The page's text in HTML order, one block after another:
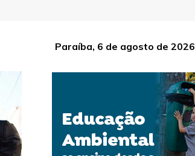
Paraíba, 6 de agosto de 2026